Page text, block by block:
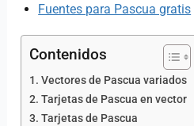
Fuentes para Pascua gratis
Contenidos
Vectores de Pascua variados
Tarjetas de Pascua en vector
Tarjetas de Pascua